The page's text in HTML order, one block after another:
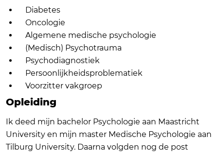
Diabetes
Oncologie
Algemene medische psychologie
(Medisch) Psychotrauma
Psychodiagnostiek
Persoonlijkheidsproblematiek
Voorzitter vakgroep
Opleiding
Ik deed mijn bachelor Psychologie aan Maastricht
University en mijn master Medische Psychologie aan
Tilburg University. Daarna volgden nog de post